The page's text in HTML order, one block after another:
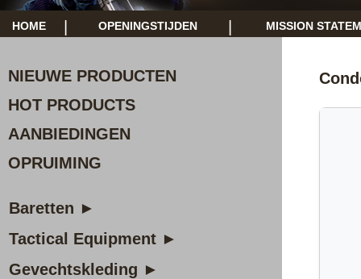
HOME OPENINGSTIJDEN MISSION
NIEUWE PRODUCTEN
HOT PRODUCTS
AANBIEDINGEN
OPRUIMING
Baretten ►
Tactical Equipment ►
Gevechtskleding ►